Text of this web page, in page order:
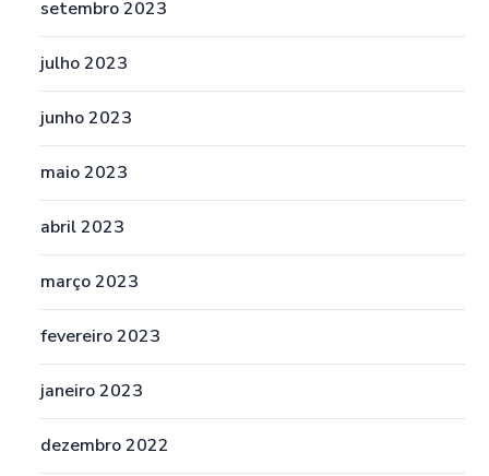
setembro 2023
julho 2023
junho 2023
maio 2023
abril 2023
março 2023
fevereiro 2023
janeiro 2023
dezembro 2022